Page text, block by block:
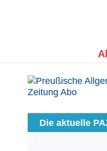
Die aktuelle